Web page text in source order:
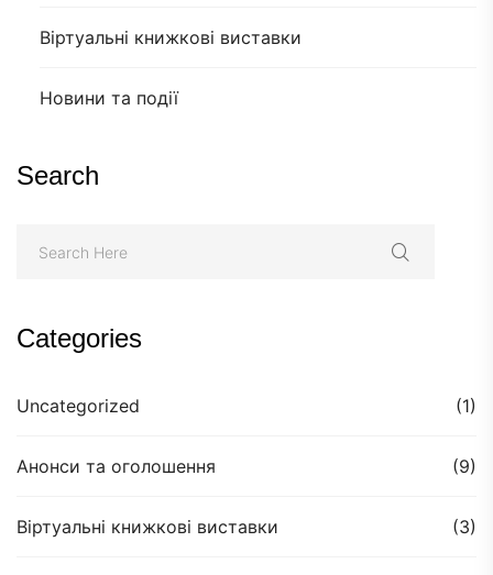
Віртуальні книжкові виставки
Новини та події
Search
Categories
Uncategorized (1)
Анонси та оголошення (9)
Віртуальні книжкові виставки (3)